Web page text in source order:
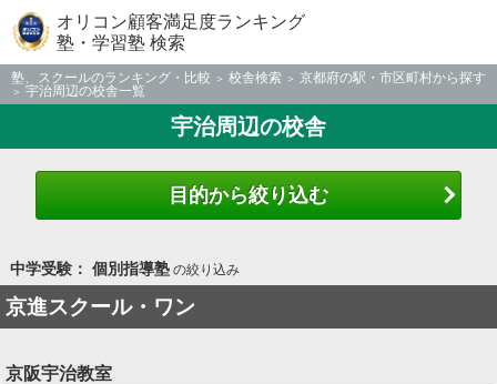
オリコン顧客満足度ランキング
塾・学習塾 検索
塾、スクールのランキング・比較 校舎検索
京都府の駅・市区町村から探す
宇治周辺の校舎一覧
宇治周辺の校舎
目的から絞り込む
中学受験： 個別指導塾の絞り込み
京進スクール・ワン
京阪宇治教室